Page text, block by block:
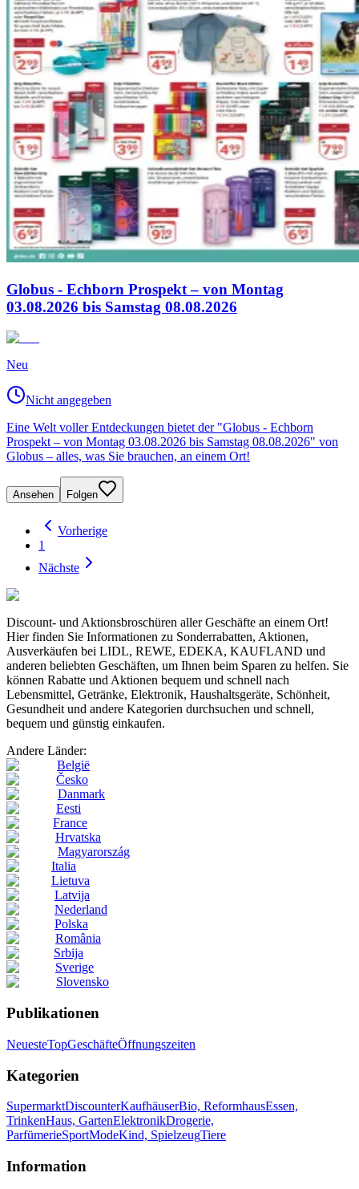
Globus - Echborn Prospekt – von Montag
03.08.2026 bis Samstag 08.08.2026
Neu
Nicht angegeben
Eine Welt voller Entdeckungen bietet der "Globus - Echborn
Prospekt – von Montag 03.08.2026 bis Samstag 08.08.2026" von
Globus – alles, was Sie brauchen, an einem Ort!
Ansehen Folgen
Vorherige
1
Nächste
Discount- und Aktionsbroschüren aller Geschäfte an einem Ort!
Hier finden Sie Informationen zu Sonderrabatten, Aktionen,
Ausverkäufen bei LIDL, REWE, EDEKA, KAUFLAND und
anderen beliebten Geschäften, um Ihnen beim Sparen zu helfen. Sie
können Rabatte und Aktionen bequem und schnell nach
Lebensmittel, Getränke, Elektronik, Haushaltsgeräte, Schönheit,
Gesundheit und andere Kategorien durchsuchen und schnell,
bequem und günstig einkaufen.
Andere Länder:
België
Česko
Danmark
Eesti
France
Hrvatska
Magyarország
Italia
Lietuva
Latvija
Nederland
Polska
România
Srbija
Sverige
Slovensko
Publikationen
NeuesteTopGeschäfteÖffnungszeiten
Kategorien
SupermarktDiscounterKaufhäuserBio, ReformhausEssen,
TrinkenHaus, GartenElektronikDrogerie,
ParfümerieSportModeKind, SpielzeugTiere
Information